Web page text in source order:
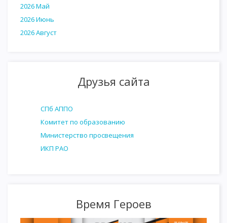
2026 Май
2026 Июнь
2026 Август
Друзья сайта
СПб АППО
Комитет по образованию
Министерство просвещения
ИКП РАО
Время Героев